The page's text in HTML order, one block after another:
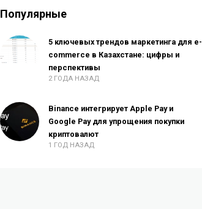
Популярные
5 ключевых трендов маркетинга для e-
commerce в Казахстане: цифры и
перспективы
2 ГОДА НАЗАД
Binance интегрирует Apple Pay и
Google Pay для упрощения покупки
криптовалют
1 ГОД НАЗАД